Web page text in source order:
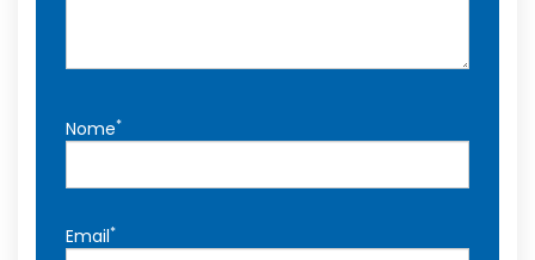
Nome*
Email*